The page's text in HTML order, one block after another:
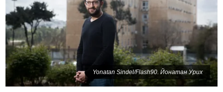
Yonatan Sindel/Flash90. Йонатан Урих